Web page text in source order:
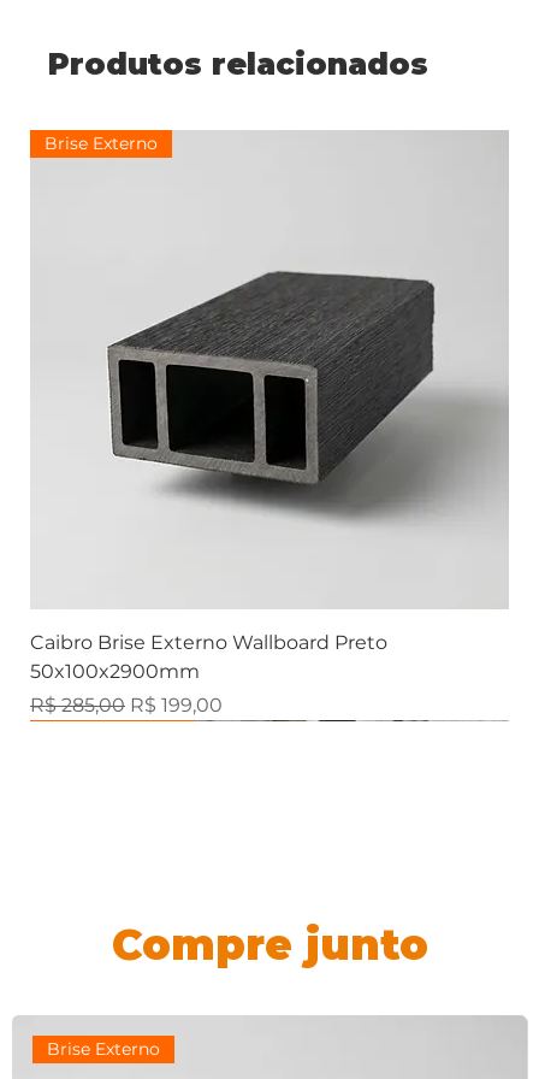
Produtos relacionados
Brise Externo
Caibro Brise Externo Wallboard Preto
50x100x2900mm
Preço normal
R$ 285,00 Preço promocional
R$ 199,00
Compre junto
Brise Externo